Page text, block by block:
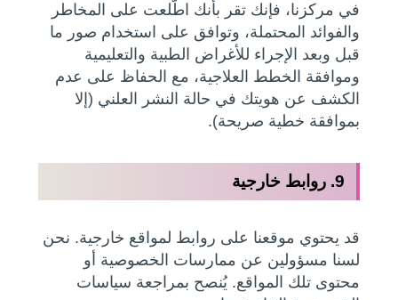
في مركزنا، فإنك تقر بأنك اطّلعت على المخاطر
والفوائد المحتملة، وتوافق على استخدام صور ما
قبل وبعد الإجراء للأغراض الطبية والتعليمية
وموافقة الخطط العلاجية، مع الحفاظ على عدم
الكشف عن هويتك في حالة النشر العلني (إلا
بموافقة خطية صريحة).
9. روابط خارجية
قد يحتوي موقعنا على روابط لمواقع خارجية. نحن
لسنا مسؤولين عن ممارسات الخصوصية أو
محتوى تلك المواقع. يُنصح بمراجعة سياسات